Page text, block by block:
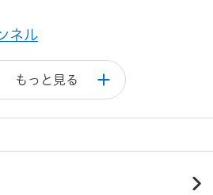
ネル
もっと見る